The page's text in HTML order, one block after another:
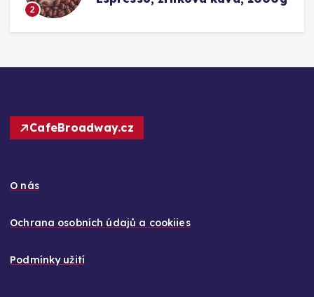
3
CafeBroadway.cz
O nás
Ochrana osobních údajů a cookiies
Podmínky užití